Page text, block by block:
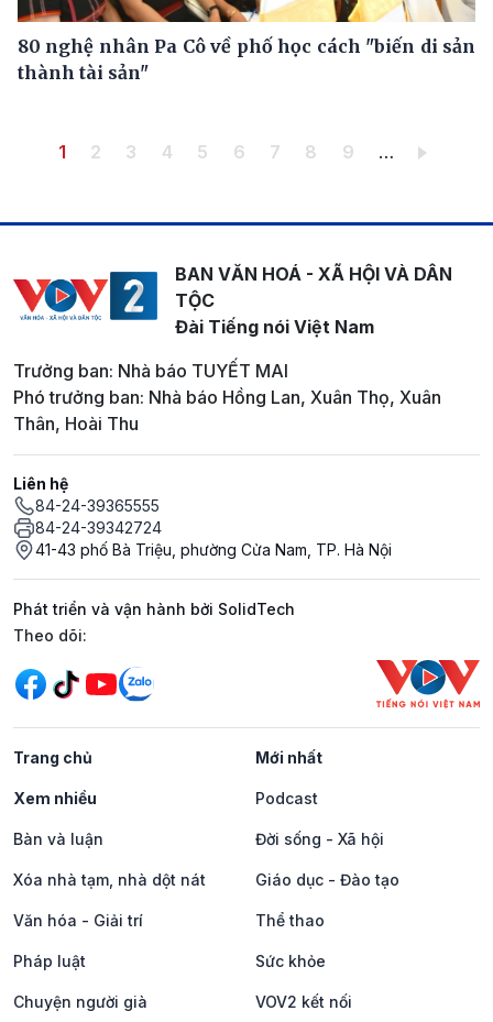
80 nghệ nhân Pa Cô về phố học cách "biến di sản
thành tài sản"
Pagination
Trang hiện thời
1 Trang
2 Trang
3 Trang
4 Trang
5 Trang
6 Trang
7 Trang
8 Trang
9 …
BAN VĂN HOÁ - XÃ HỘI VÀ DÂN
TỘC
Đài Tiếng nói Việt Nam
Trưởng ban: Nhà báo TUYẾT MAI
Phó trưởng ban: Nhà báo Hồng Lan, Xuân Thọ, Xuân
Thân, Hoài Thu
Liên hệ
84-24-39365555
84-24-39342724
41-43 phố Bà Triệu, phường Cửa Nam, TP. Hà Nội
Phát triển và vận hành bởi SolidTech
Mạng xã hội
Theo dõi:
Trang chủ Mới nhất
Xem nhiều Podcast
Bàn và luận Đời sống - Xã hội
Xóa nhà tạm, nhà dột nát Giáo dục - Đào tạo
Văn hóa - Giải trí Thể thao
Pháp luật Sức khỏe
Chuyện người già VOV2 kết nối